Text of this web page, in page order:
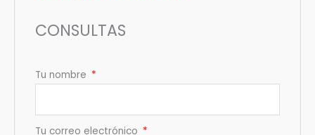
CONSULTAS
Tu nombre
Tu correo electrónico